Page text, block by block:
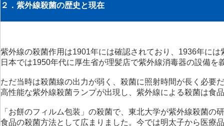
２．紫外線殺菌の歴史と現在
紫外線の殺菌作用は1901年には確認されており、1936年に
日本では1950年代に厚生省が理髪店で紫外線消毒器の設備
ただ当時は殺菌線の出力が弱く、殺菌に照射時間が長く必要
高性能な紫外線殺菌ランプが出現し、紫外線による殺菌は食
「お餅のフィルム包装」の殺菌で、東北大学が紫外線殺菌の
食品の殺菌方法として広まりました。今では明太子から医療